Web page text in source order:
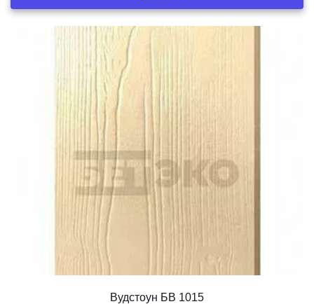
Вудстоун БВ 1015